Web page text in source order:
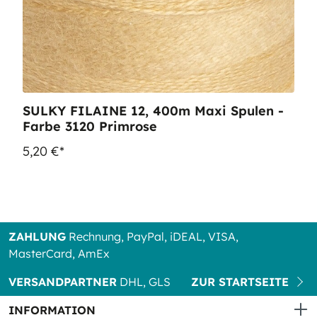
SULKY FILAINE 12, 400m Maxi Spulen -
Farbe 3120 Primrose
5,20 €*
ZAHLUNG Rechnung, PayPal, iDEAL, VISA,
MasterCard, AmEx
VERSANDPARTNER DHL, GLS
ZUR STARTSEITE
INFORMATION